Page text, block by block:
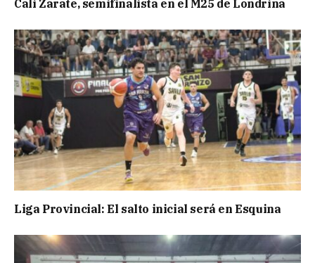
Cali Zarate, semifinalista en el M25 de Londrina
Liga Provincial: El salto inicial será en Esquina